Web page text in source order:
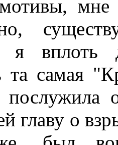
мне
я
та самая
послужила
главу о